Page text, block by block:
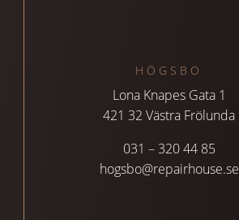
HÖGSBO
Lona Knapes Gata 1
421 32 Västra Frölunda
031 – 320 44 85
hogsbo@repairhouse.se